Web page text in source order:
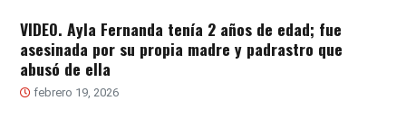
VIDEO. Ayla Fernanda tenía 2 años de edad; fue
asesinada por su propia madre y padrastro que
abusó de ella
febrero 19, 2026